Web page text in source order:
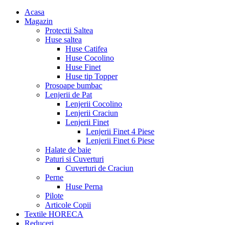
Acasa
Magazin
Protectii Saltea
Huse saltea
Huse Catifea
Huse Cocolino
Huse Finet
Huse tip Topper
Prosoape bumbac
Lenjerii de Pat
Lenjerii Cocolino
Lenjerii Craciun
Lenjerii Finet
Lenjerii Finet 4 Piese
Lenjerii Finet 6 Piese
Halate de baie
Paturi si Cuverturi
Cuverturi de Craciun
Perne
Huse Perna
Pilote
Articole Copii
Textile HORECA